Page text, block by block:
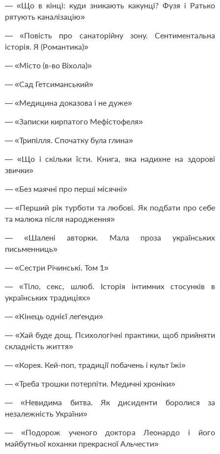
— «Що в кінці: куди зникають какунці? Фузя і Ратько
рятують каналізацію»
— «Повість про санаторійну зону. Сентиментальна
історія. Я (Романтика)»
— «Місто (в-во Віхола)»
— «Сад Гетсиманський»
— «Медицина доказова і не дуже»
— «Записки кирпатого Мефістофеля»
— «Трипілля. Спочатку була глина»
— «Що і скільки їсти. Книга, яка надихне на здорові
звички»
— «Без маячні про перші місячні»
— «Перший рік турботи та любові. Як подбати про себе
та малюка після народження»
— «Шалені авторки. Мала проза українських
письменниць»
— «Сестри Річинські. Том 1»
— «Тіло, секс, шлюб. Історія інтимних стосунків в
українських традиціях»
— «Кінець однієї леґенди»
— «Хай буде дощ. Психологічні практики, щоб прийняти
складність життя»
— «Корея. Кей-поп, традиції побачень і культ їжі»
— «Треба трошки потерпіти. Медичні хроніки»
— «Невидима битва. Як дисиденти боролися за
незалежність України»
— «Подорож ученого доктора Леонардо і його
майбутньої коханки прекрасної Альчести»